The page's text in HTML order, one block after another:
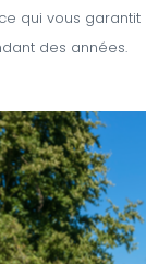
qui vous
des années.